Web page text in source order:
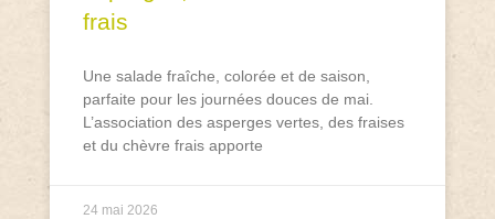
frais
Une salade fraîche, colorée et de saison,
parfaite pour les journées douces de mai.
L’association des asperges vertes, des fraises
et du chèvre frais apporte
24 mai 2026